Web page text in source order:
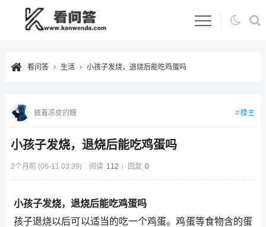
看问答 生活 小孩子发烧，退烧后能吃鸡蛋吗
小孩子发烧，退烧后能吃鸡蛋吗
2个月前 (06-11 03:39) 阅读 112 回复 0
披着凉皮的糖 楼主
小孩子发烧，退烧后能吃鸡蛋吗
孩子退烧以后可以适当的吃一个鸡蛋。鸡蛋等食物含的蛋